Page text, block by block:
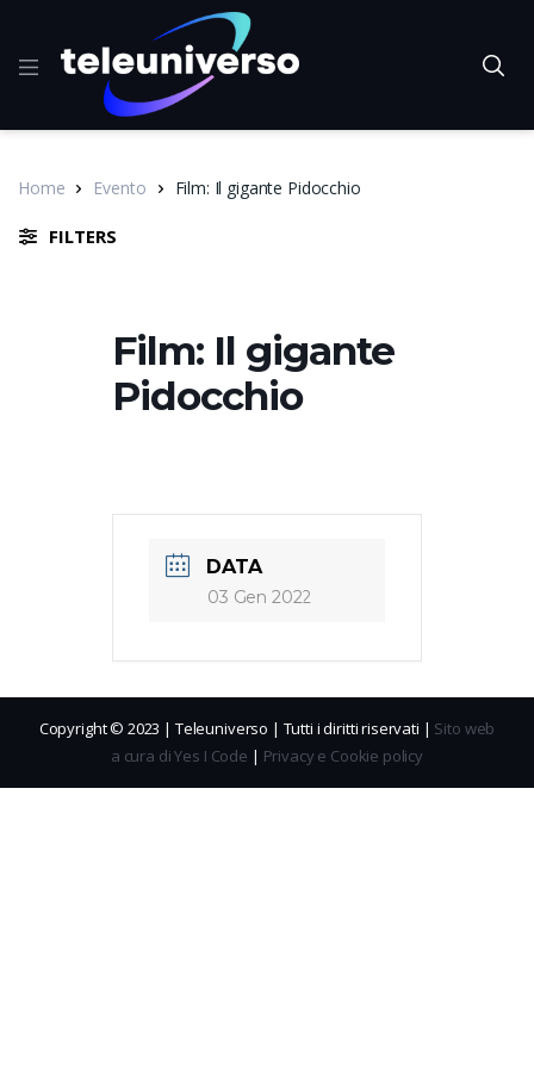
Home Evento Film: Il gigante Pidocchio
FILTERS
Film: Il gigante
Pidocchio
DATA
03 Gen 2022
Copyright © 2023 | Teleuniverso | Tutti i diritti riservati | Sito web
a cura di Yes I Code | Privacy e Cookie policy